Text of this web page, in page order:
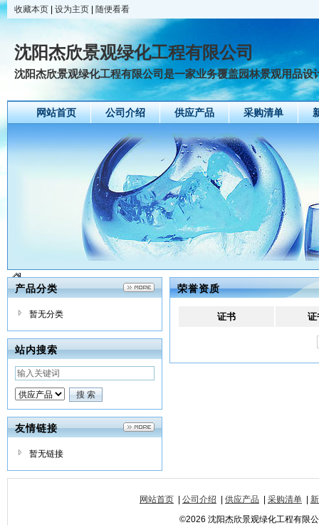
收藏本页 设为主页 随便看看
沈阳杰欣景观绿化工程有限公司
沈阳杰欣景观绿化工程有限公司是一家业务覆盖园林景观用品设
网站首页 公司介绍 供应产品 采购清单
产品分类
暂无分类
站内搜索
友情链接
暂无链接
荣誉资质
证书 证
网站首页 公司介绍 供应产品 采购清单
©2026 沈阳杰欣景观绿化工程有限